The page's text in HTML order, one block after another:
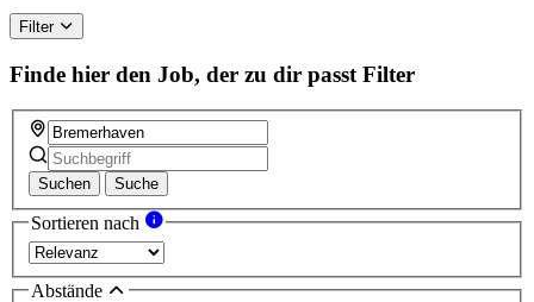
Filter
Finde hier den Job, der zu dir passt Filter
Suchen Suche
Sortieren nach
Abstände